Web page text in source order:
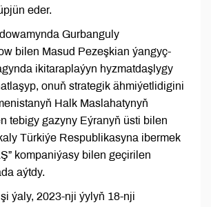
eder.
Gurbanguly
bilen Masud Pezeşkian ýangyç-
ikitaraplaýyn hyzmatdaşlygy
onuň strategik ähmiýetlidigini
Halk Maslahatynyň
tebigy gazyny Eýranyň üsti bilen
Türkiýe Respublikasyna ibermek
kompaniýasy bilen geçirilen
aýtdy.
ýaly, 2023-nji ýylyň 18-nji